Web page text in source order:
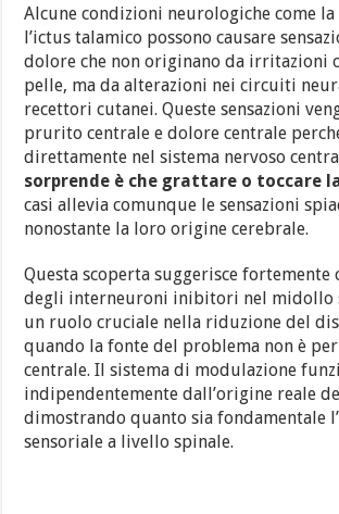
Alcune condizioni neurologiche come
l’ictus talamico possono causare
dolore che non originano da irritazioni
pelle, ma da alterazioni nei circuiti
recettori cutanei. Queste sensazioni
prurito centrale e dolore centrale
direttamente nel sistema nervoso
sorprende è che grattare o toccare
casi allevia comunque le sensazioni
nonostante la loro origine cerebrale.
Questa scoperta suggerisce fortemente
degli interneuroni inibitori nel midollo
un ruolo cruciale nella riduzione del
quando la fonte del problema non è
centrale. Il sistema di modulazione
indipendentemente dall’origine reale
dimostrando quanto sia fondamentale
sensoriale a livello spinale.